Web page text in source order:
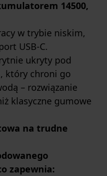
14500,
w trybie niskim,
USB-C.
ukryty pod
który chroni go
– rozwiązanie
klasyczne gumowe
na trudne
zapewnia: